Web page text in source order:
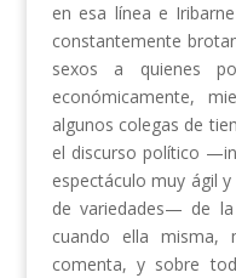
en esa línea e
constantemente
sexos a quienes
económicamente,
algunos colegas de
el discurso político
espectáculo muy ágil
de variedades— de
cuando ella misma,
comenta, y sobre